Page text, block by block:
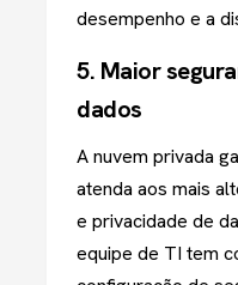
desempenho e a
5. Maior
dados
A nuvem privada
atenda aos mais
e privacidade de
equipe de TI tem